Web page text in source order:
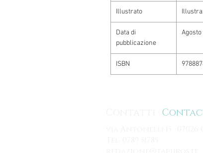
Illustrato
Data di
pubblicazione
Agosto
ISBN